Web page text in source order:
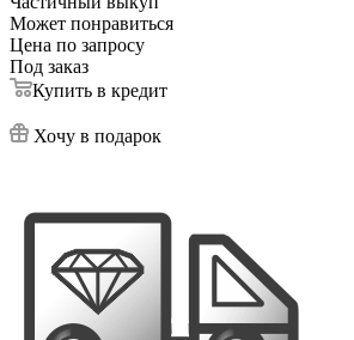
Может понравиться
Цена по запросу
Под заказ
Купить в кредит
Хочу в подарок